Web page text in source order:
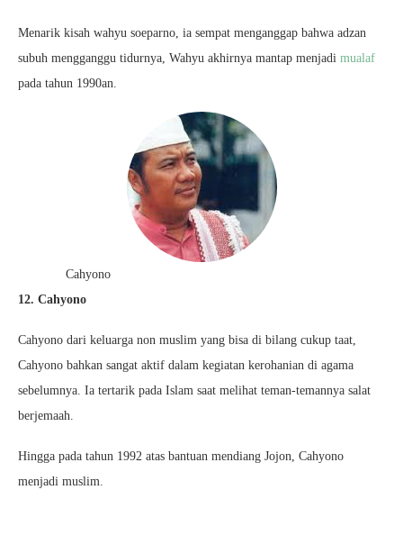
Menarik kisah wahyu soeparno, ia sempat menganggap bahwa adzan
subuh mengganggu tidurnya, Wahyu akhirnya mantap menjadi mualaf
pada tahun 1990an.
Cahyono
12. Cahyono
Cahyono dari keluarga non muslim yang bisa di bilang cukup taat,
Cahyono bahkan sangat aktif dalam kegiatan kerohanian di agama
sebelumnya. Ia tertarik pada Islam saat melihat teman-temannya salat
berjemaah.
Hingga pada tahun 1992 atas bantuan mendiang Jojon, Cahyono
menjadi muslim.